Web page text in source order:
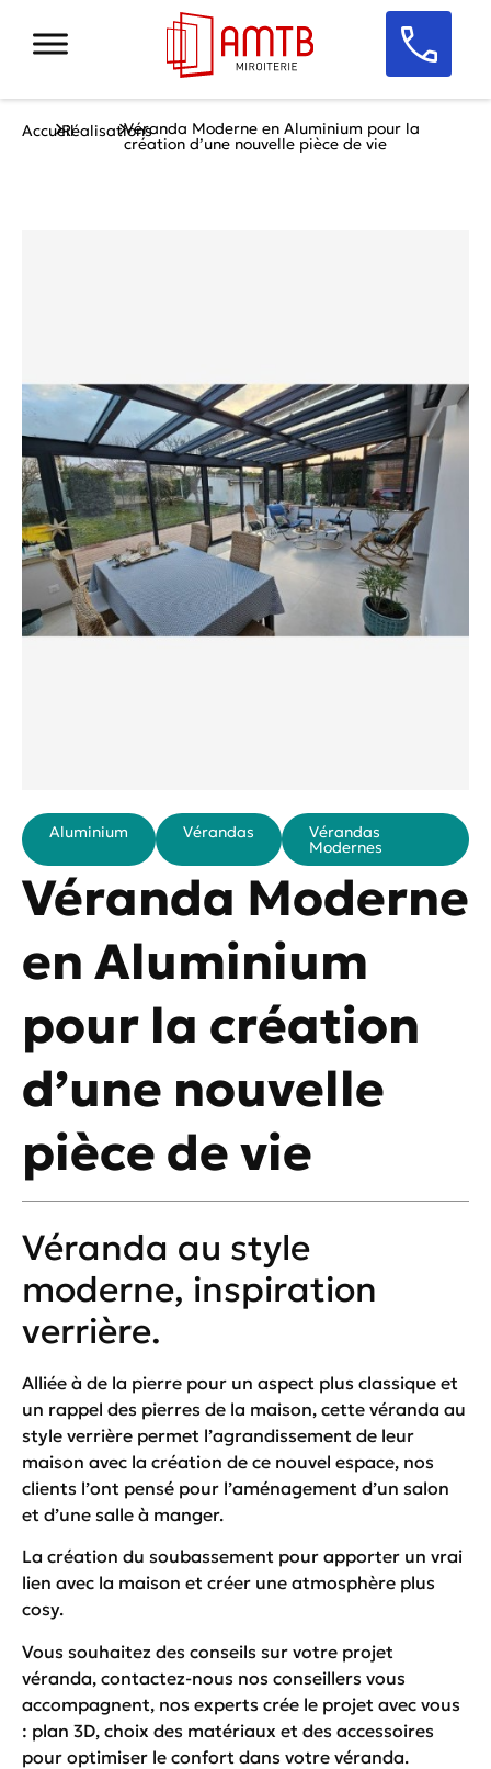
AccueilRéalisationsVéranda Moderne en Aluminium pour la
création d’une nouvelle pièce de vie
Aluminium Vérandas Vérandas
Modernes
Véranda Moderne
en Aluminium
pour la création
d’une nouvelle
pièce de vie
Véranda au style
moderne, inspiration
verrière.
Alliée à de la pierre pour un aspect plus classique et
un rappel des pierres de la maison, cette véranda au
style verrière permet l’agrandissement de leur
maison avec la création de ce nouvel espace, nos
clients l’ont pensé pour l’aménagement d’un salon
et d’une salle à manger.
La création du soubassement pour apporter un vrai
lien avec la maison et créer une atmosphère plus
cosy.
Vous souhaitez des conseils sur votre projet
véranda, contactez-nous nos conseillers vous
accompagnent, nos experts crée le projet avec vous
: plan 3D, choix des matériaux et des accessoires
pour optimiser le confort dans votre véranda.